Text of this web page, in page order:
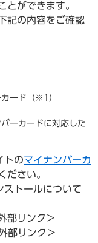
とができます。
記の内容をご確認
ード（※1）
ーカードに対応した
トのマイナンバーカ
ださい。
ストールについて
部リンク＞
部リンク＞